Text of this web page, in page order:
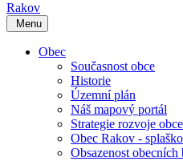
Rakov
Menu
Obec
Současnost obce
Historie
Územní plán
Náš mapový portál
Strategie rozvoje
Obec Rakov -
Obsazenost obecních